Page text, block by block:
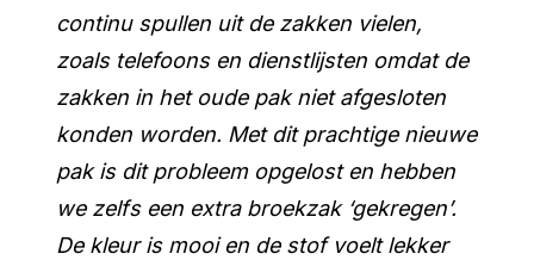
continu spullen uit de zakken vielen,
zoals telefoons en dienstlijsten omdat de
zakken in het oude pak niet afgesloten
konden worden. Met dit prachtige nieuwe
pak is dit probleem opgelost en hebben
we zelfs een extra broekzak ‘gekregen’.
De kleur is mooi en de stof voelt lekker